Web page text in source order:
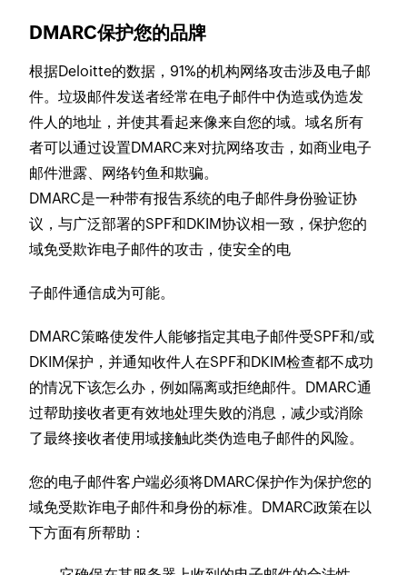
DMARC保护您的品牌
根据Deloitte的数据，91%的机构网络攻击涉及电子邮
件。垃圾邮件发送者经常在电子邮件中伪造或伪造发
件人的地址，并使其看起来像来自您的域。域名所有
者可以通过设置DMARC来对抗网络攻击，如商业电子
邮件泄露、网络钓鱼和欺骗。
DMARC是一种带有报告系统的电子邮件身份验证协
议，与广泛部署的SPF和DKIM协议相一致，保护您的
域免受欺诈电子邮件的攻击，使安全的电
子邮件通信成为可能。
DMARC策略使发件人能够指定其电子邮件受SPF和/或
DKIM保护，并通知收件人在SPF和DKIM检查都不成功
的情况下该怎么办，例如隔离或拒绝邮件。DMARC通
过帮助接收者更有效地处理失败的消息，减少或消除
了最终接收者使用域接触此类伪造电子邮件的风险。
您的电子邮件客户端必须将DMARC保护作为保护您的
域免受欺诈电子邮件和身份的标准。DMARC政策在以
下方面有所帮助：